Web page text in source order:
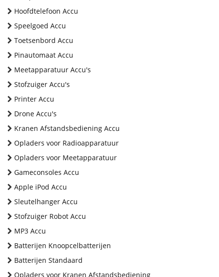
Hoofdtelefoon Accu
Speelgoed Accu
Toetsenbord Accu
Pinautomaat Accu
Meetapparatuur Accu's
Stofzuiger Accu's
Printer Accu
Drone Accu's
Kranen Afstandsbediening Accu
Opladers voor Radioapparatuur
Opladers voor Meetapparatuur
Gameconsoles Accu
Apple iPod Accu
Sleutelhanger Accu
Stofzuiger Robot Accu
MP3 Accu
Batterijen Knoopcelbatterijen
Batterijen Standaard
Opladers voor Kranen Afstandsbediening